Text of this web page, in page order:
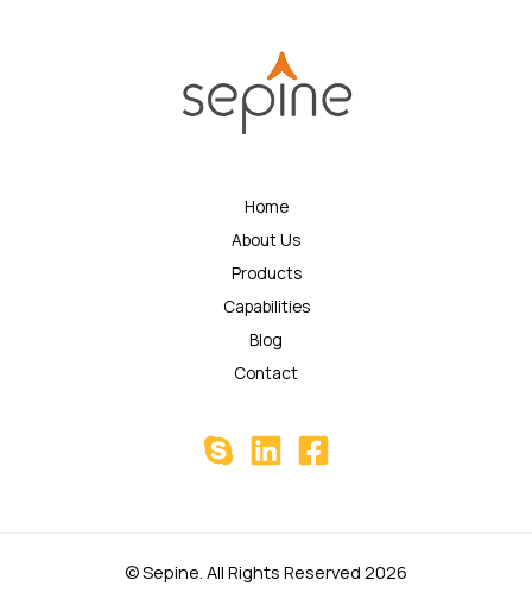
Home
About Us
Products
Capabilities
Blog
Contact
© Sepine. All Rights Reserved 2026